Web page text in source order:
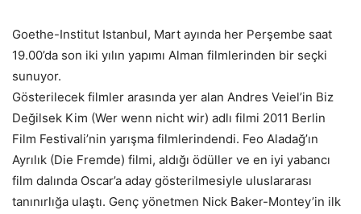
Goethe-Institut Istanbul, Mart ayında her Perşembe saat
19.00’da son iki yılın yapımı Alman filmlerinden bir seçki
sunuyor.
Gösterilecek filmler arasında yer alan Andres Veiel’in Biz
Değilsek Kim (Wer wenn nicht wir) adlı filmi 2011 Berlin
Film Festivali’nin yarışma filmlerindendi. Feo Aladağ’ın
Ayrılık (Die Fremde) filmi, aldığı ödüller ve en iyi yabancı
film dalında Oscar’a aday gösterilmesiyle uluslararası
tanınırlığa ulaştı. Genç yönetmen Nick Baker-Montey’in ilk